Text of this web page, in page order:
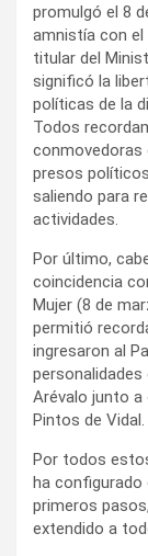
promulgó el 8
amnistía con el
titular del
significó la
políticas de la
Todos
conmovedoras
presos
saliendo para
actividades.
Por último,
coincidencia
Mujer (8 de
permitió
ingresaron al
Arévalo junto a
Pintos de Vidal.
Por todos
ha configurado
primeros
extendido a